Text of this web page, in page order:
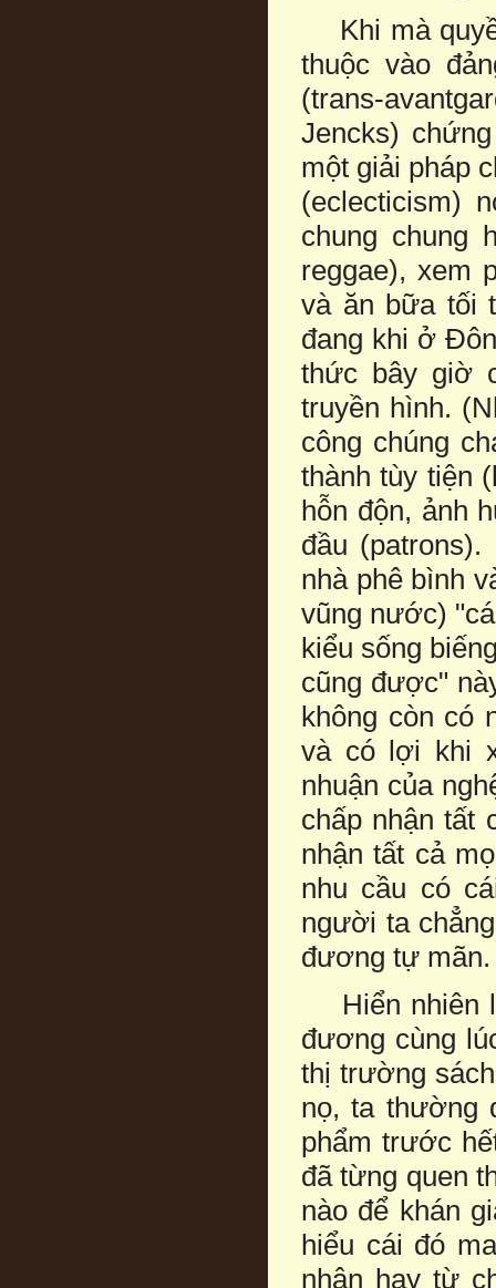
Khi mà
thuộc vào
(trans-
Jencks)
một giải pháp
(eclecticism)
chung chung
reggae), xem
và ăn bữa tối
đang khi ở
thức bây giờ
truyền hình.
công chúng
thành tùy tiện
hỗn độn, ảnh
đầu
nhà phê bình
vũng nước)
kiểu sống
cũng được"
không còn có
và có lợi khi
nhuận của
chấp nhận tất
nhận tất cả
nhu cầu có
người ta
đương tự mãn.
Hiển nhiên
đương cùng
thị trường
nọ, ta thường
phẩm trước
đã từng quen
nào để khán
hiểu cái đó
nhận hay từ